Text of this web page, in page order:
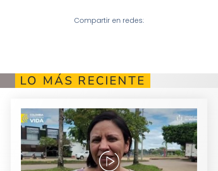
Compartir en redes:
LO MÁS RECIENTE